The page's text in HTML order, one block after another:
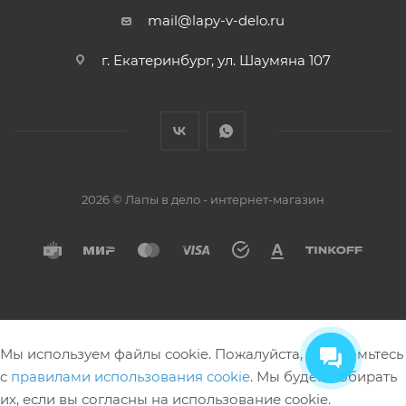
mail@lapy-v-delo.ru
г. Екатеринбург, ул. Шаумяна 107
2026 © Лапы в дело - интернет-магазин
Мы используем файлы cookie. Пожалуйста, ознакомьтесь
с правилами использования cookie. Мы будем собирать
их, если вы согласны на использование cookie.